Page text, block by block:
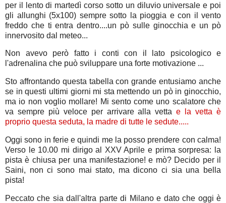
per il lento di martedì corso sotto un diluvio universale e poi
gli allunghi (5x100) sempre sotto la pioggia e con il vento
freddo che ti entra dentro....un pò sulle ginocchia e un pò
innervosito dal meteo...
Non avevo però fatto i conti con il lato psicologico e
l'adrenalina che può sviluppare una forte motivazione ...
Sto affrontando questa tabella con grande entusiamo anche
se in questi ultimi giorni mi sta mettendo un pò in ginocchio,
ma io non voglio mollare! Mi sento come uno scalatore che
va sempre più veloce per arrivare alla vettae la vetta è
proprio questa seduta, la madre di tutte le sedute.....
Oggi sono in ferie e quindi me la posso prendere con calma!
Verso le 10.00 mi dirigo al XXV Aprile e prima sorpresa: la
pista è chiusa per una manifestazione! e mò? Decido per il
Saini, non ci sono mai stato, ma dicono ci sia una bella
pista!
Peccato che sia dall'altra parte di Milano e dato che oggi è